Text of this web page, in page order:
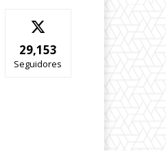
29,153
Seguidores